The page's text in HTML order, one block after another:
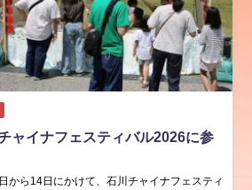
ャイナフェスティバル2026に参
から14日にかけて、石川チャイナフェスティ